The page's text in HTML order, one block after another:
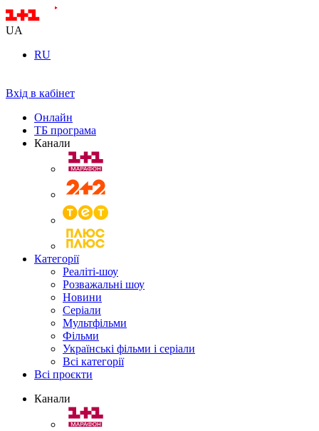
UA
RU
Вхід в кабінет
Онлайн
ТБ програма
Канали
Категорії
Реаліті-шоу
Розважальні шоу
Новини
Серіали
Мультфільми
Фільми
Українські фільми і серіали
Всі категорії
Всі проєкти
Канали